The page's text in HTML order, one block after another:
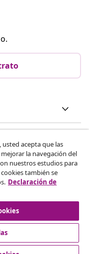
usted acepta que las
la navegación del
nuestros estudios para
también se
Declaración de